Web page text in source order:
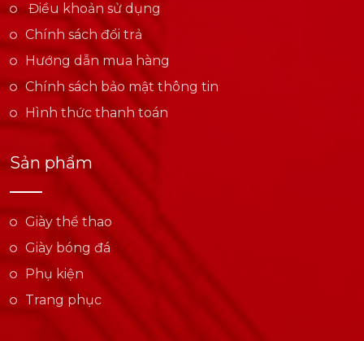
Điều khoản sử dụng
Chính sách đổi trả
Hướng dẫn mua hàng
Chính sách bảo mật thông tin
Hình thức thanh toán
Sản phẩm
Giày thể thao
Giày bóng đá
Phụ kiện
Trang phục